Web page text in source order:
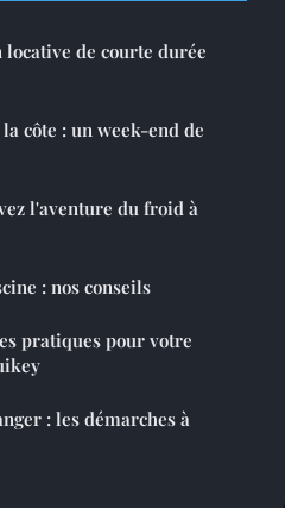
de courte durée
côte : un week-end de
l'aventure du froid à
: nos conseils
pratiques pour votre
: les démarches à